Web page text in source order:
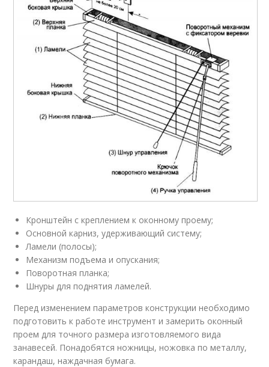
Кронштейн с креплением к оконному проему;
Основной карниз, удерживающий систему;
Ламели (полосы);
Механизм подъема и опускания;
Поворотная планка;
Шнуры для поднятия ламелей.
Перед изменением параметров конструкции необходимо
подготовить к работе инструмент и замерить оконный
проем для точного размера изготовляемого вида
занавесей. Понадобятся ножницы, ножовка по металлу,
карандаш, наждачная бумага.